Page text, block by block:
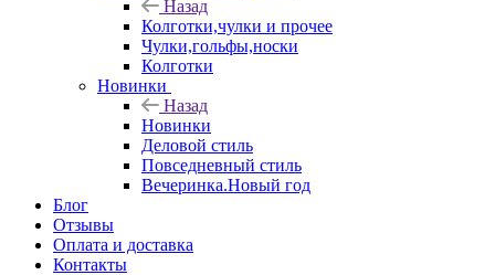
Назад
Колготки,чулки и прочее
Чулки,гольфы,носки
Колготки
Новинки
Назад
Новинки
Деловой стиль
Повседневный стиль
Вечеринка.Новый год
Блог
Отзывы
Оплата и доставка
Контакты